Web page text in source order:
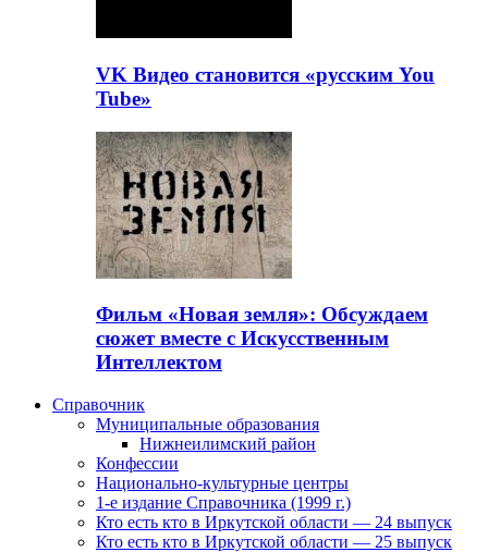
VK Видео становится «русским You
Tube»
Фильм «Новая земля»: Обсуждаем
сюжет вместе с Искусственным
Интеллектом
Справочник
Муниципальные образования
Нижнеилимский район
Конфессии
Национально-культурные центры
1-е издание Справочника (1999 г.)
Кто есть кто в Иркутской области — 24 выпуск
Кто есть кто в Иркутской области — 25 выпуск